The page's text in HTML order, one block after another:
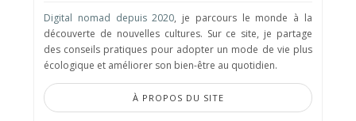
Digital nomad depuis 2020, je parcours le monde à la
découverte de nouvelles cultures. Sur ce site, je partage
des conseils pratiques pour adopter un mode de vie plus
écologique et améliorer son bien-être au quotidien.
À PROPOS DU SITE